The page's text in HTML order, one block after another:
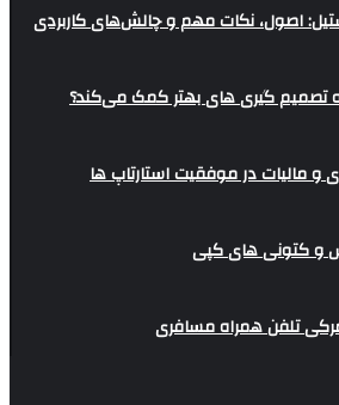
اصول، نکات مهم و چالش‌های کاربردی
تصمیم گیری های بهتر کمک می‌کند؟
و مالیات در موفقیت استارتاپ ها
و کتونی های کپی
تلفن همراه مسافری